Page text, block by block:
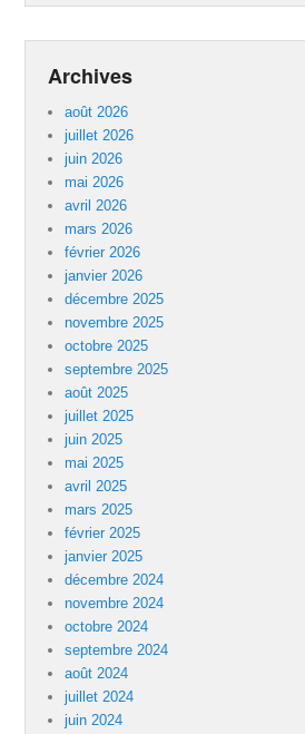
Archives
août 2026
juillet 2026
juin 2026
mai 2026
avril 2026
mars 2026
février 2026
janvier 2026
décembre 2025
novembre 2025
octobre 2025
septembre 2025
août 2025
juillet 2025
juin 2025
mai 2025
avril 2025
mars 2025
février 2025
janvier 2025
décembre 2024
novembre 2024
octobre 2024
septembre 2024
août 2024
juillet 2024
juin 2024